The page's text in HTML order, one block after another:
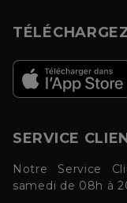
SERVICE
Notre Service
samedi de 08h à